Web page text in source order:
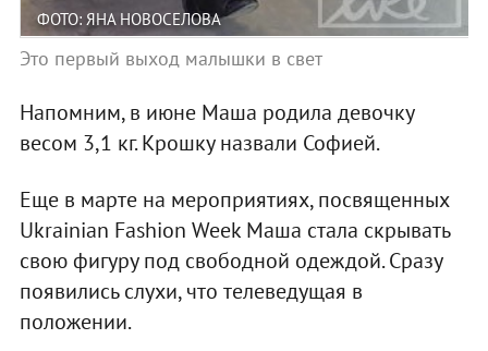
ФОТО: ЯНА НОВОСЕЛОВА
Это первый выход малышки в свет
Напомним, в июне Маша родила девочку
весом 3,1 кг. Крошку назвали Софией.
Еще в марте на мероприятиях, посвященных
Ukrainian Fashion Week Маша стала скрывать
свою фигуру под свободной одеждой. Сразу
появились слухи, что телеведущая в
положении.